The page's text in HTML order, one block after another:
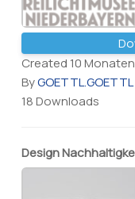
Created 10
ByGOETTL.GOETTL
18 Downloads
Design